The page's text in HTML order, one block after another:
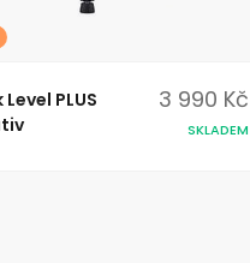
PLUS
3 990 Kč
SKLADEM